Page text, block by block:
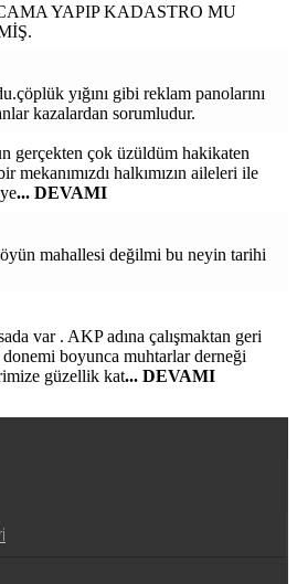
YAPIP KADASTRO MU
yığını gibi reklam panolarını
kazalardan sorumludur.
gerçekten çok üzüldüm hakikaten
mekanımızdı halkımızın aileleri ile
... DEVAMI
mahallesi değilmi bu neyin tarihi
var . AKP adına çalışmaktan geri
boyunca muhtarlar derneği
güzellik kat... DEVAMI